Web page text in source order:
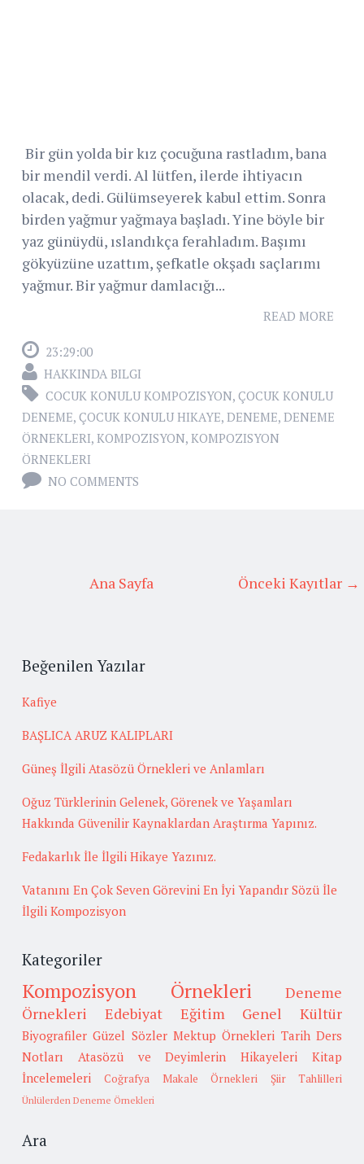
Bir gün yolda bir kız çocuğuna rastladım, bana
bir mendil verdi. Al lütfen, ilerde ihtiyacın
olacak, dedi. Gülümseyerek kabul ettim. Sonra
birden yağmur yağmaya başladı. Yine böyle bir
yaz günüydü, ıslandıkça ferahladım. Başımı
gökyüzüne uzattım, şefkatle okşadı saçlarımı
yağmur. Bir yağmur damlacığı...
READ MORE
23:29:00
HAKKINDA BILGI
COCUK KONULU KOMPOZISYON, ÇOCUK KONULU
DENEME, ÇOCUK KONULU HIKAYE, DENEME, DENEME
ÖRNEKLERI, KOMPOZISYON, KOMPOZISYON
ÖRNEKLERI
NO COMMENTS
Önceki Kayıtlar →
Ana Sayfa
Beğenilen Yazılar
Kafiye
BAŞLICA ARUZ KALIPLARI
Güneş İlgili Atasözü Örnekleri ve Anlamları
Oğuz Türklerinin Gelenek, Görenek ve Yaşamları
Hakkında Güvenilir Kaynaklardan Araştırma Yapınız.
Fedakarlık İle İlgili Hikaye Yazınız.
Vatanını En Çok Seven Görevini En İyi Yapandır Sözü İle
İlgili Kompozisyon
Kategoriler
Kompozisyon Örnekleri
Deneme
Örnekleri
Edebiyat Eğitim Genel Kültür
Biyografiler Güzel Sözler Mektup Örnekleri Tarih Ders
Notları
Atasözü ve Deyimlerin Hikayeleri
Kitap
İncelemeleri
Coğrafya Makale Örnekleri Şiir Tahlilleri
Ünlülerden Deneme Örnekleri
Ara